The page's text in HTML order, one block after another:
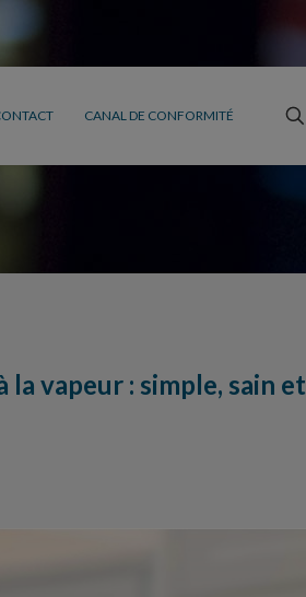
CANAL DE CONFORMITÉ
vapeur : simple, sain et